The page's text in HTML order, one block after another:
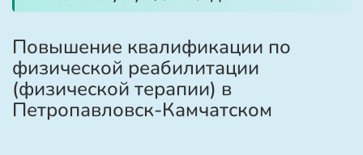
Повышение квалификации по
физической реабилитации
(физической терапии) в
Петропавловск-Камчатском